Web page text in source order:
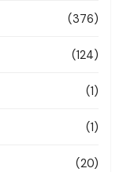
(376)
(124)
(1)
(1)
(20)